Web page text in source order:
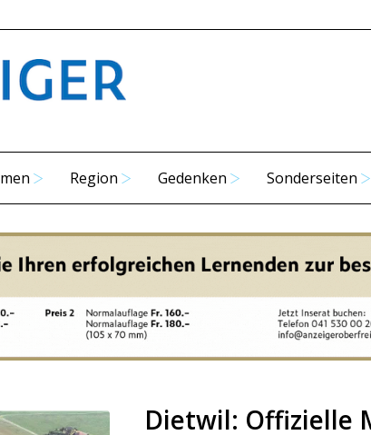
Region Gedenken Sonderseiten
Dietwil: Offizielle